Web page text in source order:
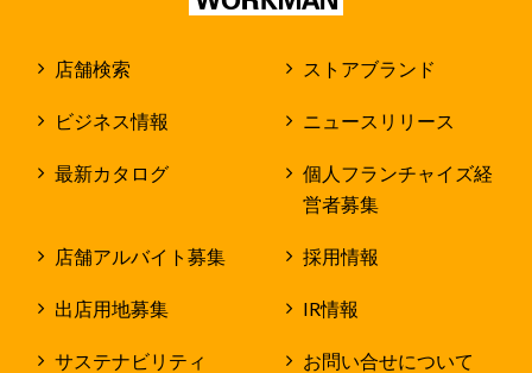
店舗検索 ストアブランド
ビジネス情報 ニュースリリース
最新カタログ
個人フランチャイズ経
営者募集
店舗アルバイト募集 採用情報
出店用地募集 IR情報
サステナビリティ お問い合せについて